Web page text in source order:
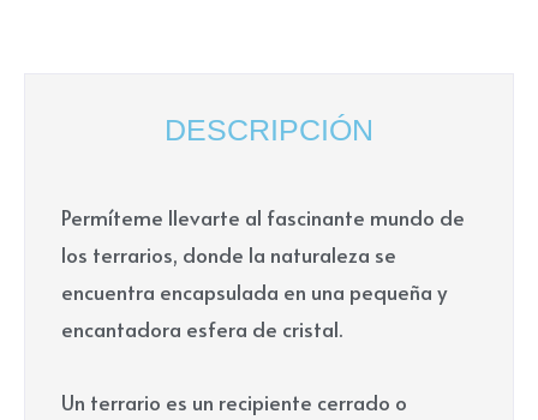
DESCRIPCIÓN
Permíteme llevarte al fascinante mundo de
los terrarios, donde la naturaleza se
encuentra encapsulada en una pequeña y
encantadora esfera de cristal.
Un terrario es un recipiente cerrado o